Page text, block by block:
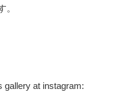
。
gallery at instagram: